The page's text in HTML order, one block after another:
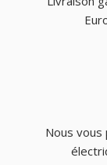
Nous